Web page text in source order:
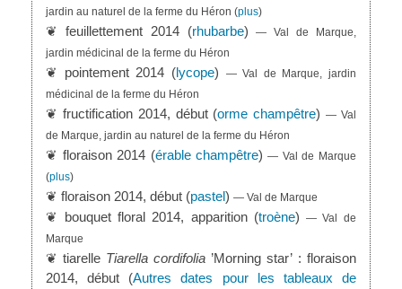
jardin au naturel de la ferme du Héron (plus)
❦ feuillettement 2014 (rhubarbe)— Val de Marque,
jardin médicinal de la ferme du Héron
❦ pointement 2014 (lycope)
— Val de Marque, jardin
médicinal de la ferme du Héron
❦ fructification 2014, début (orme champêtre) — Val
de Marque, jardin au naturel de la ferme du Héron
❦ floraison 2014 (érable champêtre)— Val de Marque
(plus)
❦ floraison 2014, début (pastel)— Val de Marque
❦ bouquet floral 2014, apparition (troène)— Val de
Marque
❦ tiarelle Tiarella cordifolia ’Morning star’ : floraison
2014, début (Autres dates pour les tableaux de